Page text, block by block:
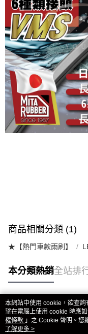
商品相關分類 (1)
★【熱門車款雨刷】
本分類熱銷全站排
熱門標籤
本網站中使用 cookie，欲查
望在電腦上使用 cookie 時應
權條款 」之 Cookie 聲明。您
用條款之 Cookie 聲明使用
了解更多 >